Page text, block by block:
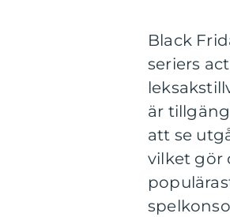
Black
seriers
är
att se
vilket gör